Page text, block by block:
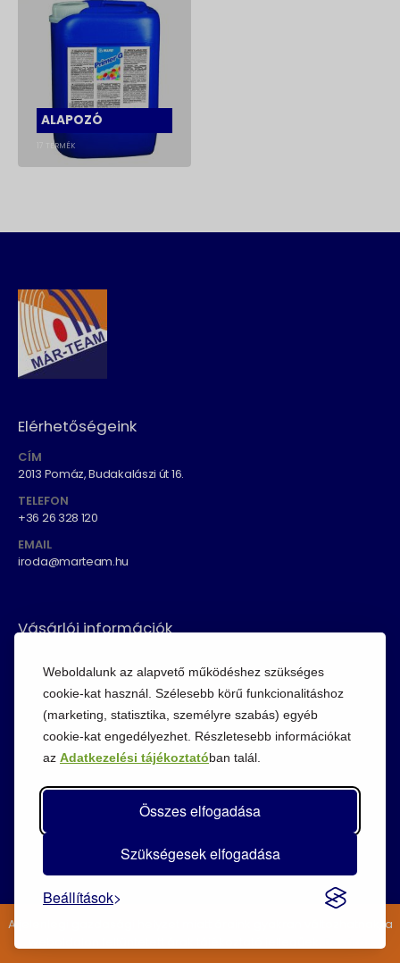
Weboldalunk az alapvető működéshez szükséges
cookie-kat használ. Szélesebb körű funkcionalitáshoz
(marketing, statisztika, személyre szabás) egyéb
cookie-kat engedélyezhet. Részletesebb információkat
az Adatkezelési tájékoztatóban talál.
Összes elfogadása
Szükségesek elfogadása
Beállítások
A jelenlegi gazdasági helyzet miatt áraink gyakran változhatnak, a
ALAPOZÓ
TERMÉK
Elérhetőségeink
CÍM
2013 Pomáz, Budakalászi út 16.
TELEFON
+36 26 328 120
EMAIL
iroda@marteam.hu
Vásárlói információk
Fizetési módok
Adatvédelem
Cookie szabályzat